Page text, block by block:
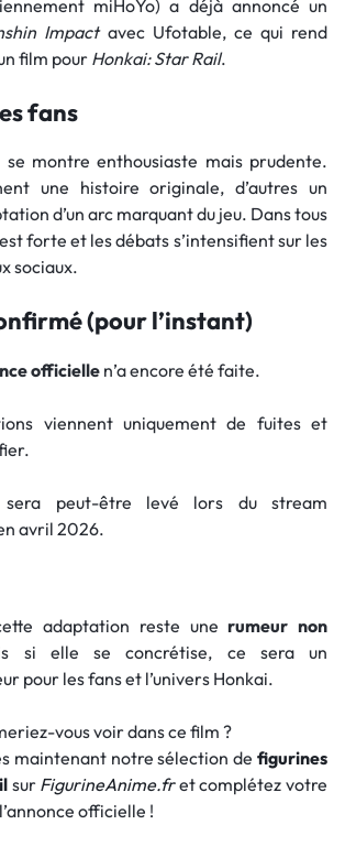
miHoYo) a déjà annoncé un
Impactavec Ufotable, ce qui rend
film pour Honkai: Star Rail.
fans
se montre enthousiaste mais prudente.
une histoire originale, d’autres un
d’un arc marquant du jeu. Dans tous
forte et les débats s’intensifient sur les
sociaux.
(pour l’instant)
officiellen’a encore été faite.
viennent uniquement de fuites et
sera peut-être levé lors du stream
avril 2026.
adaptation reste unerumeur non
si elle se concrétise, ce sera un
pour les fans et l’univers Honkai.
vous voir dans ce film ?
maintenant notre sélection de figurines
sur FigurineAnime.fret complétez votre
officielle !